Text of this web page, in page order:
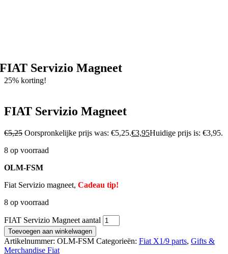
FIAT Servizio Magneet
25% korting!
FIAT Servizio Magneet
€5,25 Oorspronkelijke prijs was: €5,25.€3,95Huidige prijs is: €3,95.
8 op voorraad
OLM-FSM
Fiat Servizio magneet, Cadeau tip!
8 op voorraad
FIAT Servizio Magneet aantal
Toevoegen aan winkelwagen
Artikelnummer: OLM-FSM Categorieën: Fiat X1/9 parts, Gifts &
Merchandise Fiat